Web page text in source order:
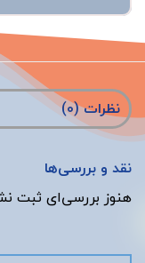
نظرات (0)
نقد و بررسی‌ها
هنوز بررسی‌ای ثبت